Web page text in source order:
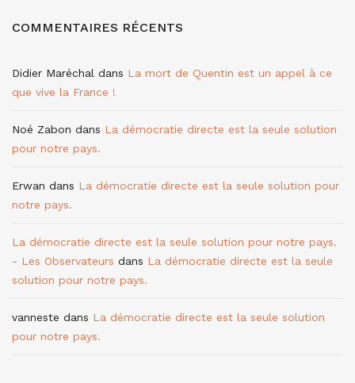
COMMENTAIRES RÉCENTS
Didier Maréchal dans La mort de Quentin est un appel à ce
que vive la France !
Noé Zabon dans La démocratie directe est la seule solution
pour notre pays.
Erwan dans La démocratie directe est la seule solution pour
notre pays.
La démocratie directe est la seule solution pour notre pays.
- Les Observateurs dans La démocratie directe est la seule
solution pour notre pays.
vanneste dans La démocratie directe est la seule solution
pour notre pays.